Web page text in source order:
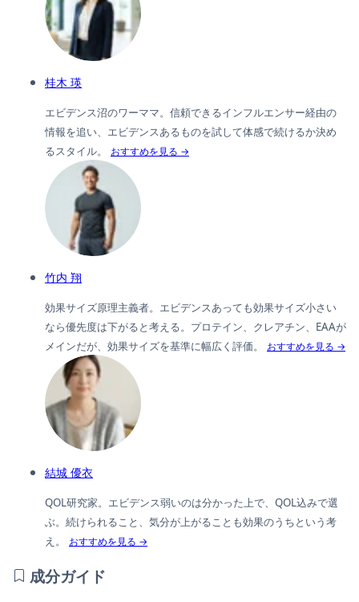
桂木 瑛
エビデンス沼のワーママ。信頼できるインフルエンサー経由の
情報を追い、エビデンスあるものを試して体感で続けるか決め
るスタイル。
おすすめを見る →
竹内 翔
効果サイズ原理主義者。エビデンスあっても効果サイズ小さい
なら優先度は下がると考える。プロテイン、クレアチン、EAAが
メインだが、効果サイズを基準に幅広く評価。
おすすめを見る →
結城 優衣
QOL研究家。エビデンス弱いのは分かった上で、QOL込みで選
ぶ。続けられること、気分が上がることも効果のうちという考
え。
おすすめを見る →
成分ガイド